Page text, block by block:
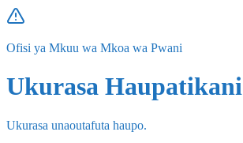
Ofisi ya Mkuu wa Mkoa wa Pwani
Ukurasa Haupatikani
Ukurasa unaoutafuta haupo.